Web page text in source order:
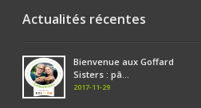
Actualités récentes
Bienvenue aux Goffard
Sisters : pâ...
2017-11-29